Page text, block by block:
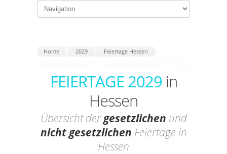
Home 2029 Feiertage Hessen
FEIERTAGE 2029 in
Hessen
Übersicht dergesetzlichen und
nicht gesetzlichen Feiertage in
Hessen